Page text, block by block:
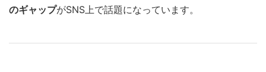
のギャップがSNS上で話題になっています。